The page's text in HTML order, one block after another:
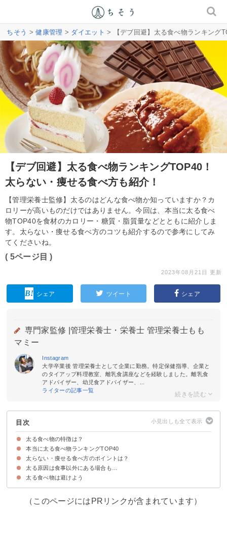
ちそう >健康管理 > ダイエット > 【デブ回避】太る食べ物ランキング
【デブ回避】太る食べ物ランキングTOP40！
太らない・痩せる食べ方も紹介！
【管理栄養士監修】太るのはどんな食べ物か知っていますか？カ
ロリーが高いものだけではありません。今回は、本当に太る食べ
物TOP40を食材のカロリー・糖質・脂質量などとともに紹介しま
す。太らない・痩せる食べ方のコツも紹介するので参考にしてみ
てくださいね。
( 5ページ目 )
2023年08月21日 更新
シェア ツイート シェア
専門家監修 | 管理栄養士・栄養士 管理栄養士もも
マミー
Instagram
大学卒業後 管理栄養士として企業に勤務。特定保健指導、企業と
のタイアップ料理教室、離乳食講座などを経験しました。離乳食
アドバイザー、幼児食アドバイザー、...
ライターの記事一覧
目次
太る食べ物の特徴は？
①カロリーが高い
②糖質が多い
③脂質が多い
④柔らかい食べ物や喉ごしのいい食べ物
本当に太る食べ物ランキングTOP40
40位：うどん
39位：バナナ
38位：白飯
37位：みたらし団子
36位：食パン
35位：焼き菓子
34位：ナッツ
33位：プリン
32位：チョコレート
31位：酢豚
30位：アイスクリーム
29位：パフェ
28位：タピオカミルクティー
27位：天ぷら
26位：チャーハン
25位：うな重
24位：ポテトサラダ
23位：パンケーキ
22位：メンチカツ
21位：コロッケ
20位：カレーライス
19位：クリームコロッケ
18位：お好み焼き
17位：菓子パン
16位：ドーナツ
15位：アップルパイ
14位：肉加工品
13位：とんかつ
12位：アメリカンドッグ
11位：ポテトチップス
10位：フライドポテト
9位：ケーキ
8位：餃子
7位：ラーメン
6位：オムライス
5位：唐揚げ
4位：カルボナーラ
3位：ピザ
2位：カツ丼
1位：カツカレー
太らない・痩せる食べ方のポイントは？
①炭水化物は後で食べる
②夜遅くには食べない
③栄養バランスを考えて食べる
④食事と一緒に温かいお茶やスープを飲む
太る原因は食事以外にある場合も…
①まったく運動をしないのはNG
②睡眠不足に注意する
太る食べ物は避けよう
（このページにはPRリンクが含まれています）